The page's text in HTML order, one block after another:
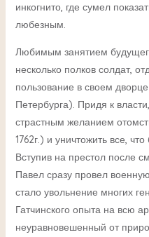
инкогнито, где сумел
любезным.
Любимым занятием
несколько полков солдат,
пользование в своем
Петербурга). Придя к
страстным желанием
1762г.) и уничтожить все,
Вступив на престол после
Павел сразу провел
стало увольнение многих
Гатчинского опыта на всю
неуравновешенный от